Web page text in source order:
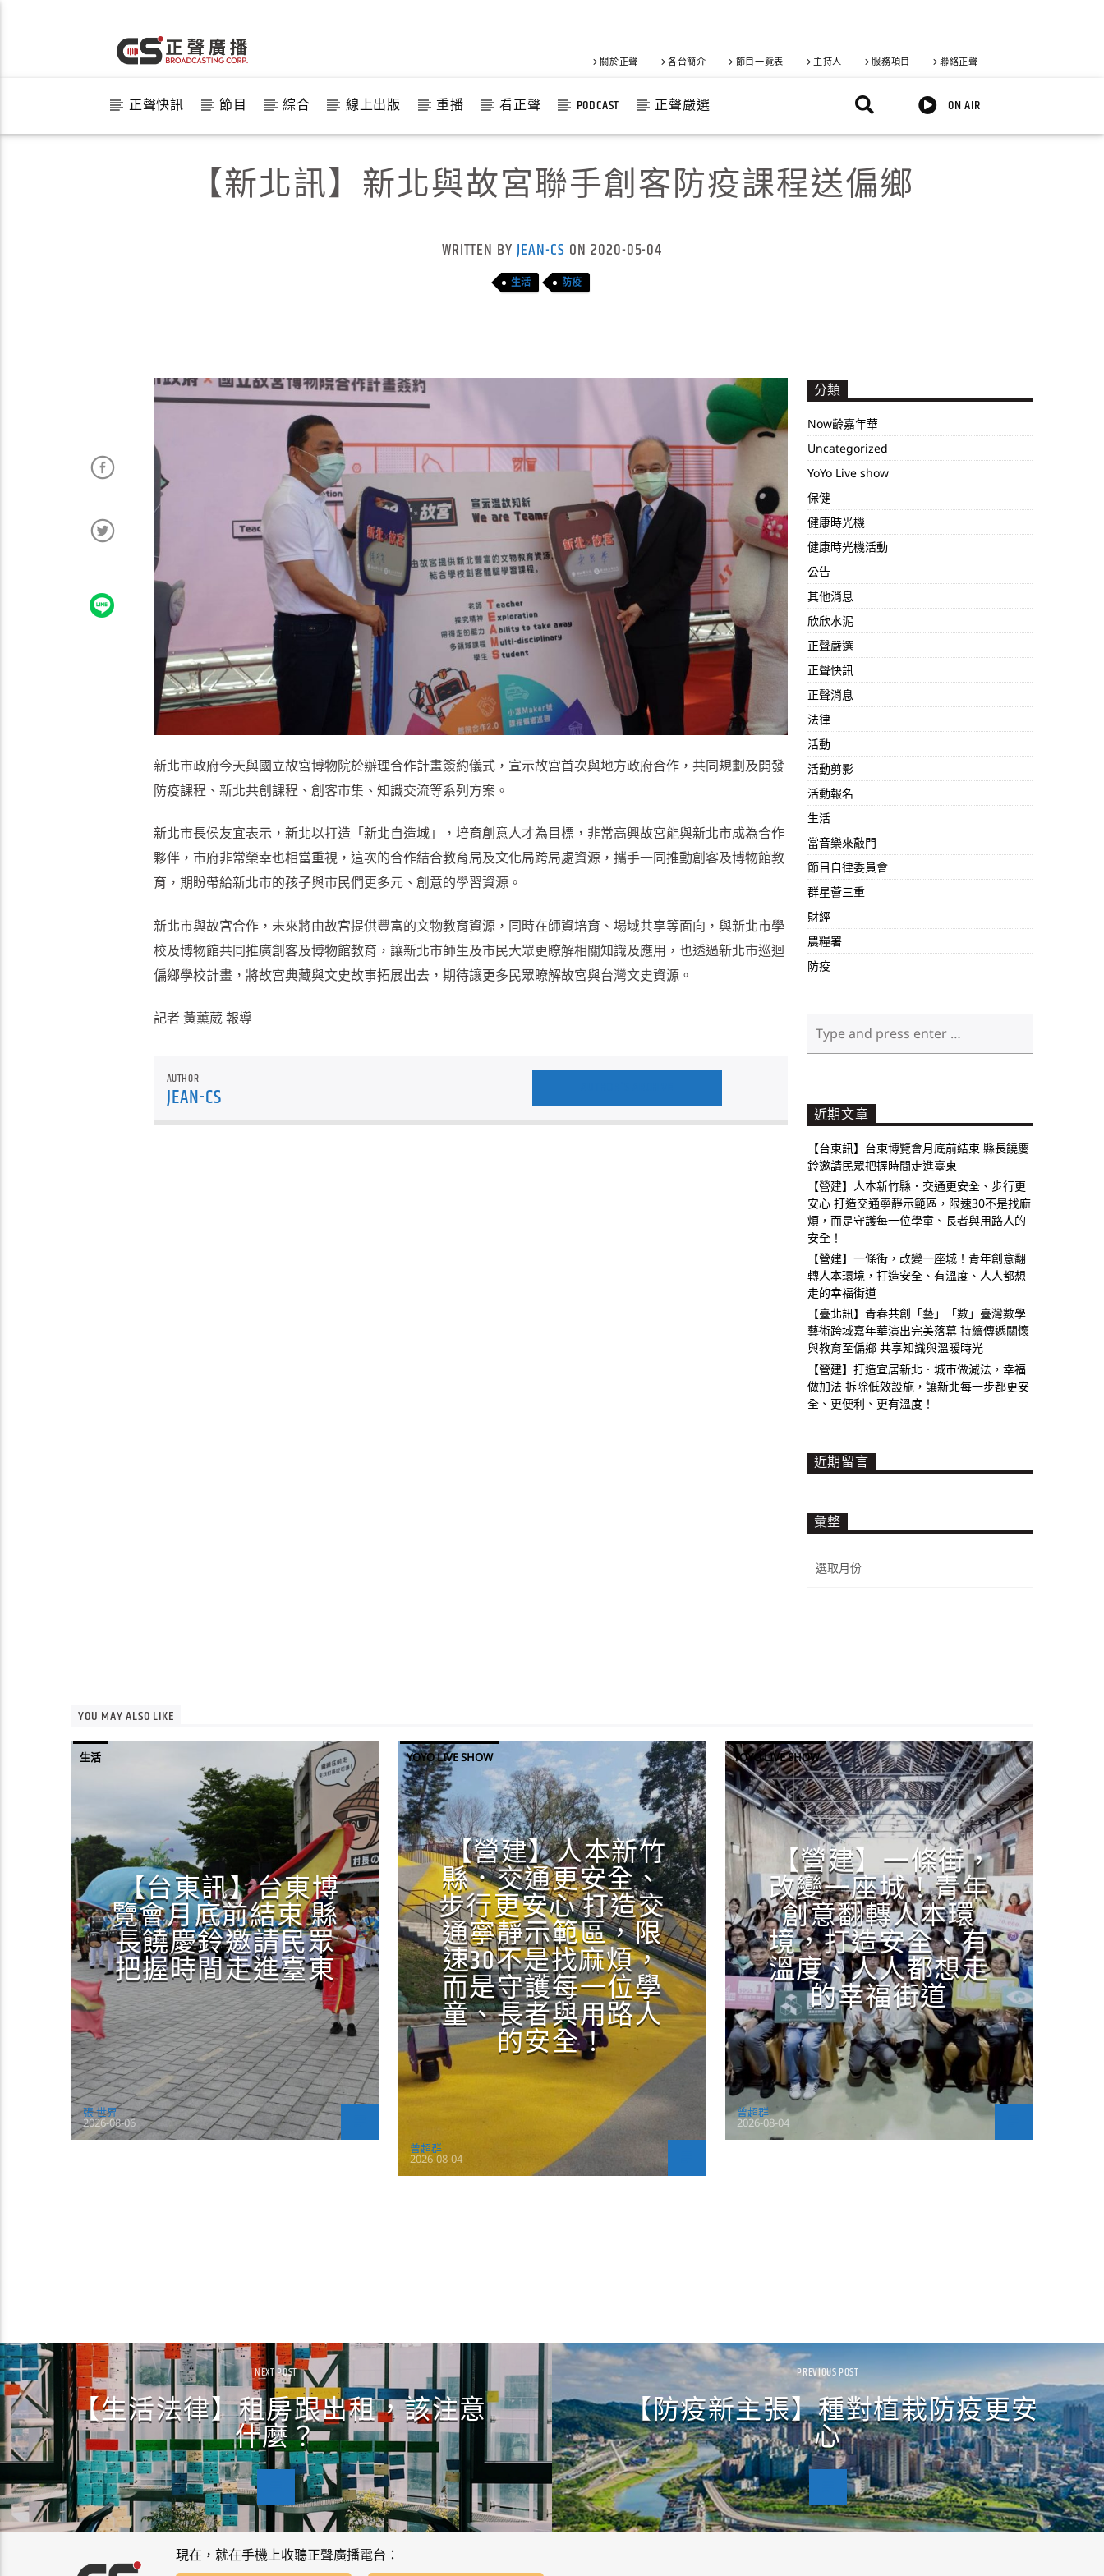
關於正聲 各台簡介 節目一覽表 主持人 服務項目 聯絡正聲
正聲快訊 節目 綜合 線上出版 重播 看正聲 PODCAST 正聲嚴選 ON AIR
【新北訊】新北與故宮聯手創客防疫課程送偏鄉
WRITTEN BYJEAN-CS ON 2020-05-04
生活 防疫
新北市政府今天與國立故宮博物院於辦理合作計畫簽約儀式，宣示故宮首次與地方政府合作，共同規劃及開發
防疫課程、新北共創課程、創客市集、知識交流等系列方案。
新北市長侯友宜表示，新北以打造「新北自造城」，培育創意人才為目標，非常高興故宮能與新北市成為合作
夥伴，市府非常榮幸也相當重視，這次的合作結合教育局及文化局跨局處資源，攜手一同推動創客及博物館教
育，期盼帶給新北市的孩子與市民們更多元、創意的學習資源。
新北市與故宮合作，未來將由故宮提供豐富的文物教育資源，同時在師資培育、場域共享等面向，與新北市學
校及博物館共同推廣創客及博物館教育，讓新北市師生及市民大眾更瞭解相關知識及應用，也透過新北市巡迴
偏鄉學校計畫，將故宮典藏與文史故事拓展出去，期待讓更多民眾瞭解故宮與台灣文史資源。
記者 黃薰葳 報導
AUTHOR
JEAN-CS
分類
Now齡嘉年華
Uncategorized
YoYo Live show
保健
健康時光機
健康時光機活動
公告
其他消息
欣欣水泥
正聲嚴選
正聲快訊
正聲消息
法律
活動
活動剪影
活動報名
生活
當音樂來敲門
節目自律委員會
群星薈三重
財經
農糧署
防疫
近期文章
【台東訊】台東博覽會月底前結束 縣長饒慶
鈴邀請民眾把握時間走進臺東
【營建】人本新竹縣．交通更安全、步行更
安心 打造交通寧靜示範區，限速30不是找麻
煩，而是守護每一位學童、長者與用路人的
安全！
【營建】一條街，改變一座城！青年創意翻
轉人本環境，打造安全、有溫度、人人都想
走的幸福街道
【臺北訊】青春共創「藝」「數」臺灣數學
藝術跨域嘉年華演出完美落幕 持續傳遞關懷
與教育至偏鄉 共享知識與溫暖時光
【營建】打造宜居新北．城市做減法，幸福
做加法 拆除低效設施，讓新北每一步都更安
全、更便利、更有溫度！
近期留言
彙整
整
YOU MAY ALSO LIKE
生活
【台東訊】台東博
覽會月底前結束 縣
長饒慶鈴邀請民眾
把握時間走進臺東
張 世昇
2026-08-06
YOYO LIVE SHOW
【營建】人本新竹
縣．交通更安全、
步行更安心 打造交
通寧靜示範區，限
速30不是找麻煩，
而是守護每一位學
童、長者與用路人
的安全！
曾超群
2026-08-04
YOYO LIVE SHOW
【營建】一條街，
改變一座城！青年
創意翻轉人本環
境，打造安全、有
溫度、人人都想走
的幸福街道
曾超群
2026-08-04
NEXT POST
【生活法律】租房跟出租，該注意
什麼？
PREVIOUS POST
【防疫新主張】種對植栽防疫更安
心
現在，就在手機上收聽正聲廣播電台：